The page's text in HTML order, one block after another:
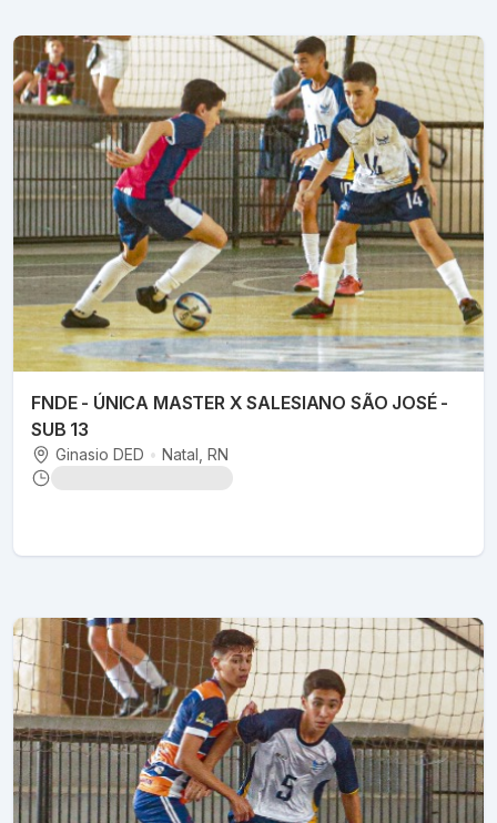
FNDE - ÚNICA MASTER X SALESIANO SÃO JOSÉ -
SUB 13
Ginasio DED • Natal , RN